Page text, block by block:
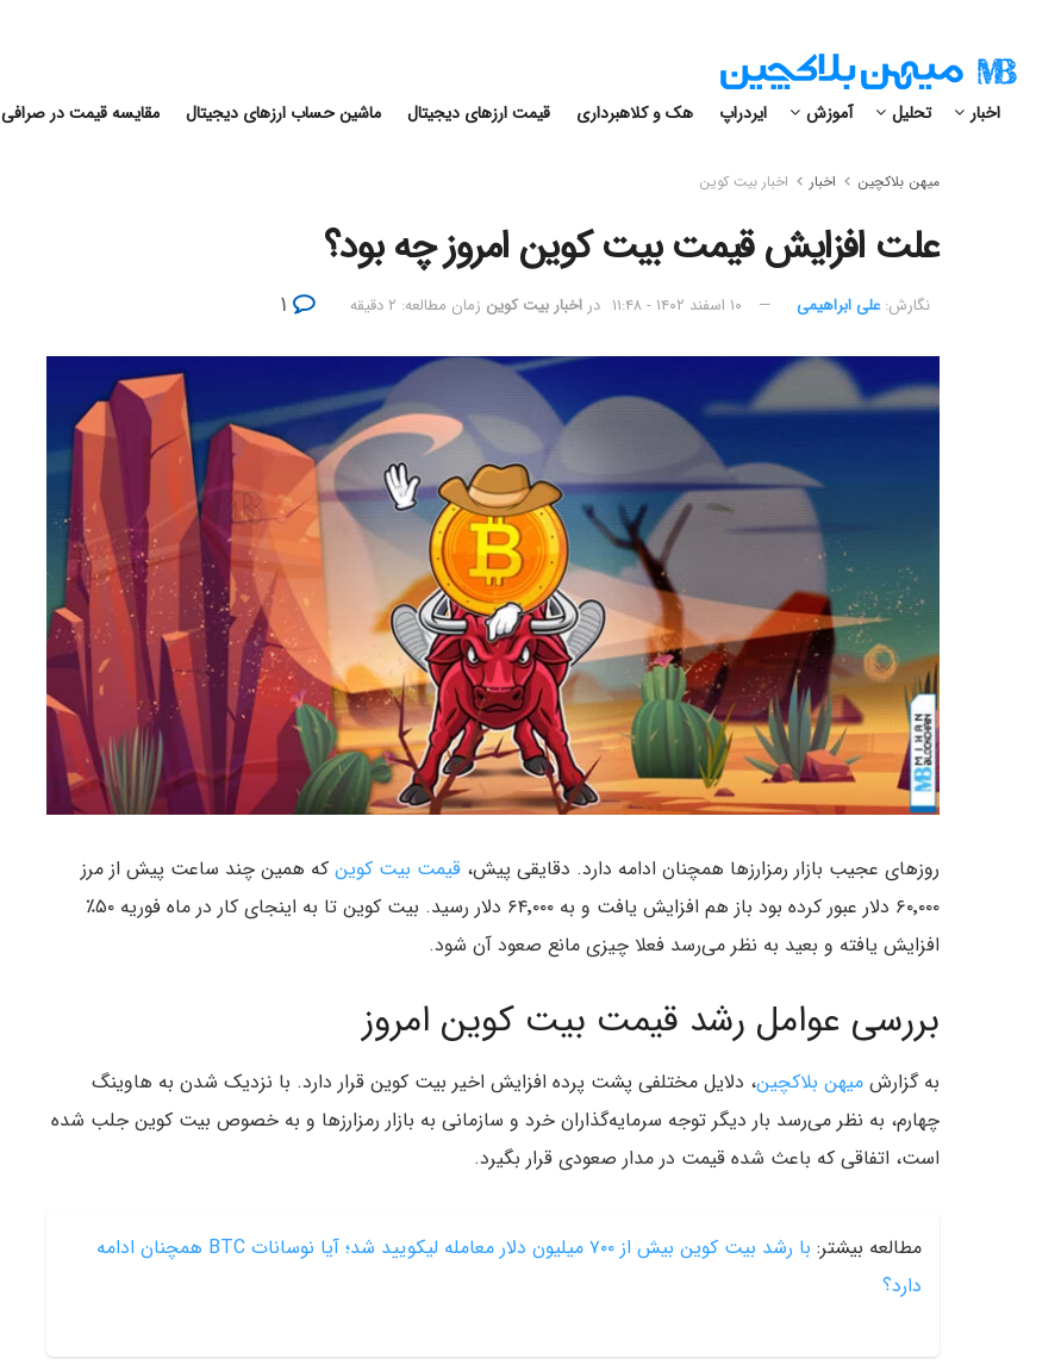
اخبار تحلیل آموزش ایردراپ هک و کلاهبرداری قیمت ارزهای دیجیتال ماشین حساب ارزهای دیجیتال مقایسه قیمت در صرافی
میهن بلاکچین اخبار اخبار بیت کوین
علت افزایش قیمت بیت کوین امروز چه بود؟
نگارش:‌ علی ابراهیمی ۱۰ اسفند ۱۴۰۲ - ۱۱:۴۸ در اخبار بیت کوین زمان مطالعه: ۲ دقیقه
روزهای عجیب بازار رمزارزها همچنان ادامه دارد. دقایقی پیش، قیمت بیت کوین که همین چند ساعت پیش از مرز
۶۰٬۰۰۰ دلار عبور کرده بود باز هم افزایش یافت و به ۶۴٬۰۰۰ دلار رسید. بیت کوین تا به اینجای کار در ماه فوریه ۵۰٪
افزایش یافته و بعید به نظر می‌رسد فعلا چیزی مانع صعود آن شود.
بررسی عوامل رشد قیمت بیت کوین امروز
به گزارش میهن بلاکچین، دلایل مختلفی پشت پرده افزایش اخیر بیت کوین قرار دارد. با نزدیک شدن به هاوینگ
چهارم، به نظر می‌رسد بار دیگر توجه سرمایه‌گذاران خرد و سازمانی به بازار رمزارزها و به خصوص بیت کوین جلب شده
است، اتفاقی که باعث شده قیمت در مدار صعودی قرار بگیرد.
مطالعه بیشتر:
با رشد بیت کوین بیش از ۷۰۰ میلیون دلار معامله لیکویید شد؛ آیا نوسانات BTC همچنان ادامه
دارد؟